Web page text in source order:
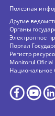
Полезная
Другие
Органы
Электронное
Портал
Регистр
Monitorul Oficial
Национальное